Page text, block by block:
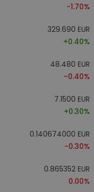
-1.70%
329.690 EUR
+0.40%
48.480 EUR
-0.40%
7.1500 EUR
+0.30%
0.140674000 EUR
-0.30%
0.865352 EUR
0.00%